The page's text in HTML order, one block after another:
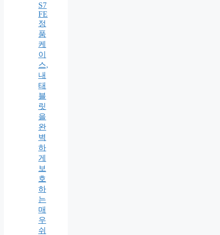
S7
FE
정
품
케
이
스,
내
태
블
릿
을
완
벽
하
게
보
호
하
는
매
우
쉬